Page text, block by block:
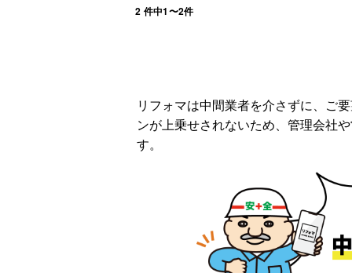
2 件中1〜2件
リフォマは中間業者を介さずに、ご
ンが上乗せされないため、管理会社
す。